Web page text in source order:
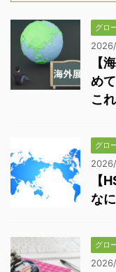
グロ
【
め
こ
グロ
【
な
グロ